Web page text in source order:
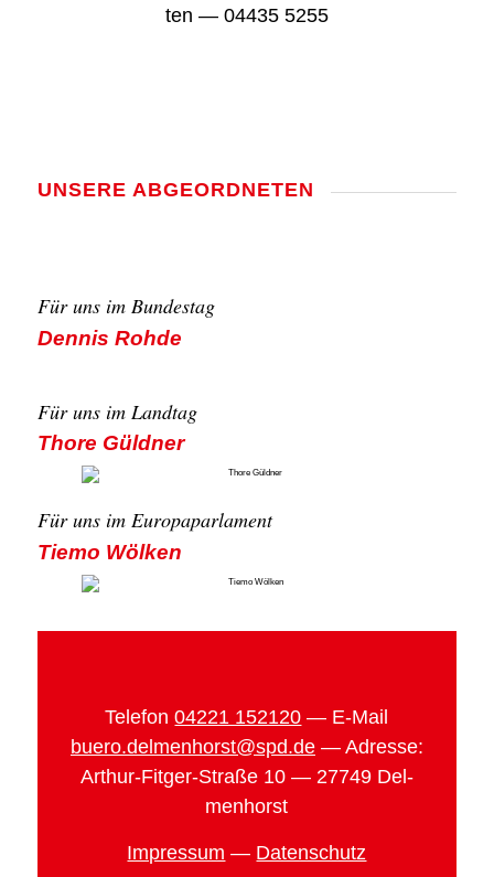
ten — 04435 5255
UNSE­RE ABGE­ORD­NE­TEN
Für uns im Bun­des­tag
Den­nis Roh­de
Für uns im Land­tag
Tho­re Güld­ner
Für uns im Euro­pa­par­la­ment
Tie­mo Wöl­ken
Tele­fon04221 152120 — E‑Mail
buero.delmenhorst@spd.de— Adres­se:
Arthur-Fit­ger-Stra­ße 10 — 27749 Del­
men­horst
Impres­sum — Daten­schutz